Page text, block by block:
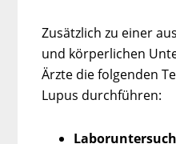
Zusätzlich zu einer
und körperlichen
Ärzte die folgenden
Lupus durchführen: